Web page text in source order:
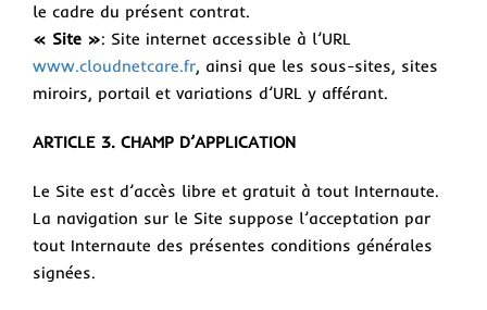
le cadre du présent contrat.
« Site »: Site internet accessible à l’URL
www.cloudnetcare.fr, ainsi que les sous-sites, sites
miroirs, portail et variations d’URL y afférant.
ARTICLE 3. CHAMP D’APPLICATION
Le Site est d’accès libre et gratuit à tout Internaute.
La navigation sur le Site suppose l’acceptation par
tout Internaute des présentes conditions générales
signées.